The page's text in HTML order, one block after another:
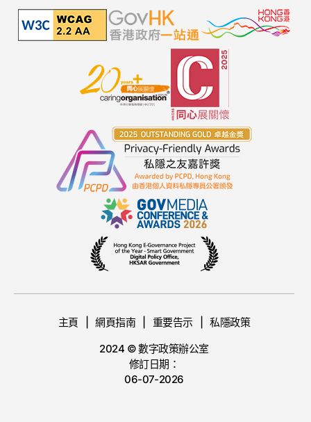
主頁 網頁指南 重要告示
私隱政策
2024 © 數字政策辦公室
修訂日期：
06-07-2026